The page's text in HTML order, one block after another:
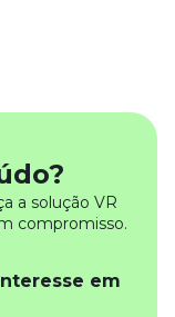
a solução VR
compromisso.
em